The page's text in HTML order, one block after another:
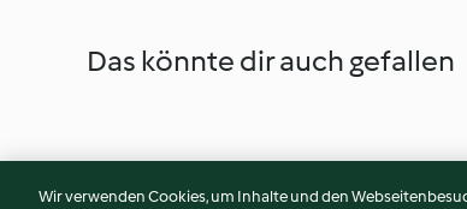
Das könnte dir auch gefallen
Wir verwenden Cookies, um Inhalte und den